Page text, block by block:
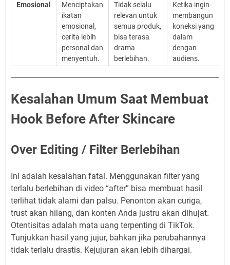
Emosional
Menciptakan
ikatan
emosional,
cerita lebih
personal dan
menyentuh.
Tidak selalu
relevan untuk
semua produk,
bisa terasa
drama
berlebihan.
Ketika ingin
membangun
koneksi yang
dalam
dengan
audiens.
Kesalahan Umum Saat Membuat
Hook Before After Skincare
Over Editing / Filter Berlebihan
Ini adalah kesalahan fatal. Menggunakan filter yang
terlalu berlebihan di video “after” bisa membuat hasil
terlihat tidak alami dan palsu. Penonton akan curiga,
trust akan hilang, dan konten Anda justru akan dihujat.
Otentisitas adalah mata uang terpenting di TikTok.
Tunjukkan hasil yang jujur, bahkan jika perubahannya
tidak terlalu drastis. Kejujuran akan lebih dihargai.